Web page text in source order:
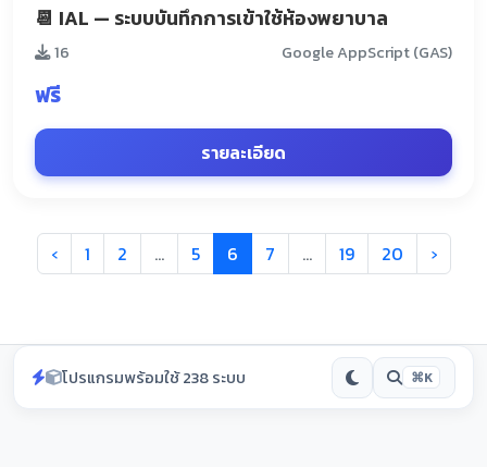
📆 IAL — ระบบบันทึกการเข้าใช้ห้องพยาบาล
16 Google AppScript (GAS)
ฟรี
รายละเอียด
‹ 1 2 ... 5 6 7 ... 19 20 ›
โปรแกรมพร้อมใช้ 238 ระบบ ⌘K